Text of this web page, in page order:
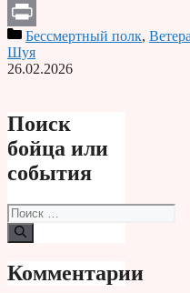
Telegram
PrintБессмертный полк,
Шуя
26.02.2026
Поиск
бойца или
события
Поиск:
Комментарии